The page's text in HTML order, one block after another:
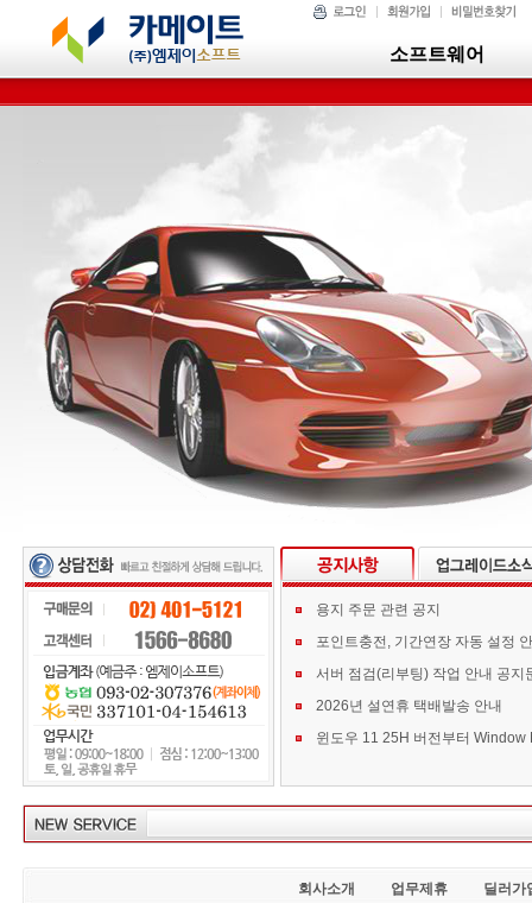
소프트웨어
용지 주문 관련 공지
포인트충전, 기간연장 자동 설정
서버 점검(리부팅) 작업 안내 공지
2026년 설연휴 택배발송 안내
회사소개 업무제휴 딜러가